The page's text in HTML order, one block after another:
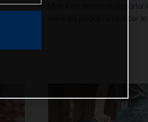
Mais il est essentiel de
éviter les pièges tendus par le